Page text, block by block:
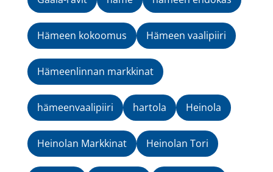
Hämeen kokoomus Hämeen vaalipiiri
Hämeenlinnan markkinat
hämeenvaalipiiri hartola Heinola
Heinolan Markkinat Heinolan Tori